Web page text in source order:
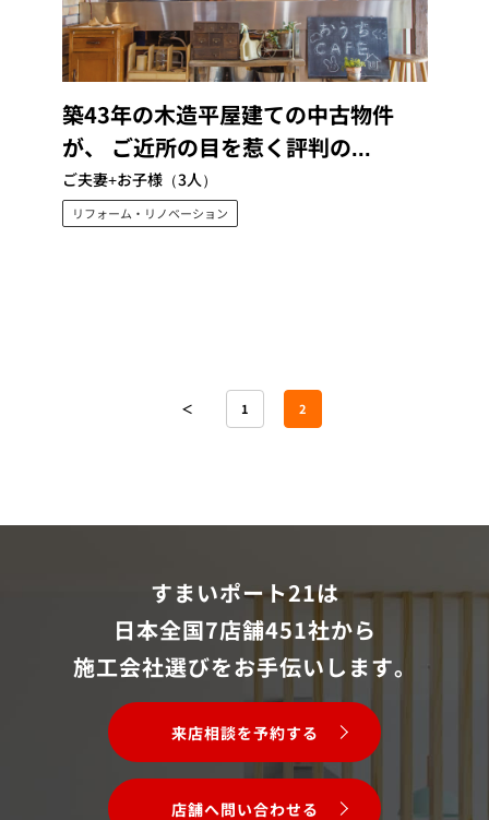
築43年の木造平屋建ての中古物件
が、 ご近所の目を惹く評判の...
ご夫妻+お子様（3人）
リフォーム・リノベーション
＜ 1 2
すまいポート21は
日本全国7店舗451社から
施工会社選びをお手伝いします。
来店相談を予約する
店舗へ問い合わせる